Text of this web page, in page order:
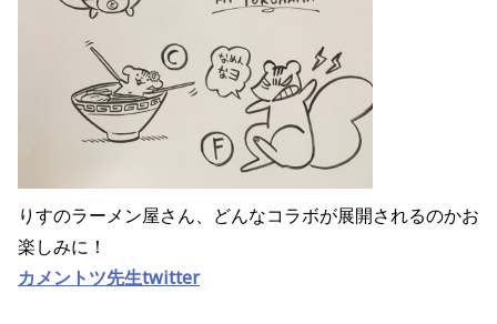
りすのラーメン屋さん、どんなコラボが展開されるのかお
楽しみに！
カメントツ先生twitter